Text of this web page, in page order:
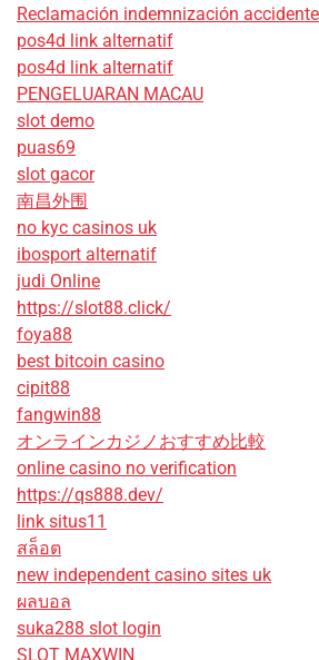
Reclamación indemnización accidente
pos4d link alternatif
pos4d link alternatif
PENGELUARAN MACAU
slot demo
puas69
slot gacor
南昌外围
no kyc casinos uk
ibosport alternatif
judi Online
https://slot88.click/
foya88
best bitcoin casino
cipit88
fangwin88
オンラインカジノおすすめ比較
online casino no verification
https://qs888.dev/
link situs11
สล็อต
new independent casino sites uk
ผลบอล
suka288 slot login
SLOT MAXWIN